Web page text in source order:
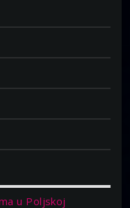
u Poljskoj